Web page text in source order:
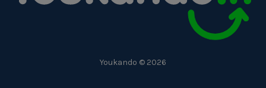
Youkando © 2026